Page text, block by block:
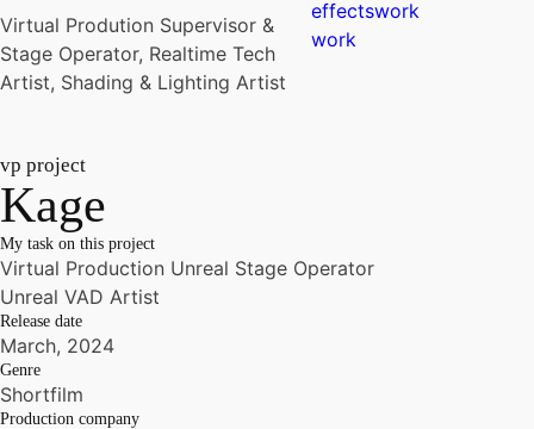
Virtual Prodution Supervisor &
Stage Operator, Realtime Tech
Artist, Shading & Lighting Artist
effects
work
work
vp project
Kage
My task on this project
Virtual Production Unreal Stage Operator
Unreal VAD Artist
Release date
March, 2024
Genre
Shortfilm
Production company